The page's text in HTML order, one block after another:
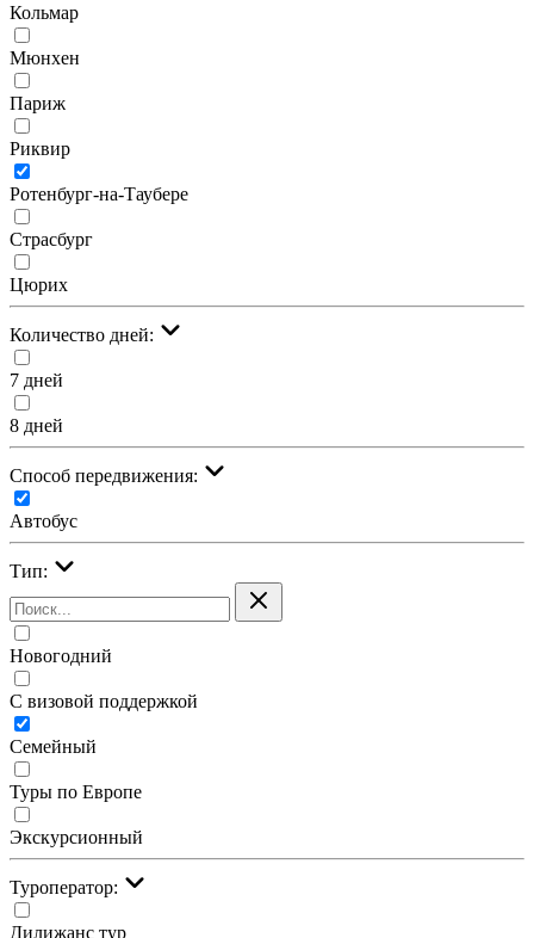
Кольмар
Мюнхен
Париж
Риквир
Ротенбург-на-Таубере
Страсбург
Цюрих
Количество дней:
7 дней
8 дней
Cпособ передвижения:
Автобус
Тип:
Новогодний
С визовой поддержкой
Семейный
Туры по Европе
Экскурсионный
Туроператор:
Дилижанс тур